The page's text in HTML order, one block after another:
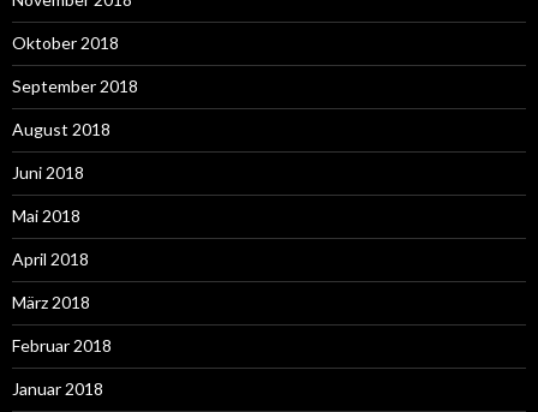
Oktober 2018
September 2018
August 2018
Juni 2018
Mai 2018
April 2018
März 2018
Februar 2018
Januar 2018